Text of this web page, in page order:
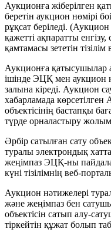
Аукционға жіберілген
беретін аукцион нөмірі
рұқсат беріледі.
қажетті ақпаратты
қамтамасы зететін
Аукционға қатысушылар
ішінде ЭЦҚ мен аукцион
залына кіреді. Аукцион
хабарламада
объектісінің бастапқы
түрде орналастыру
Әрбір сатылған сату
туралы электрондық
жеңімпаз ЭЦҚ-ны
күні тізілімнің веб-
Аукцион нәтижелері
және жеңімпаз бен
объектісін сатып алу-
тіркейтін құжат болып